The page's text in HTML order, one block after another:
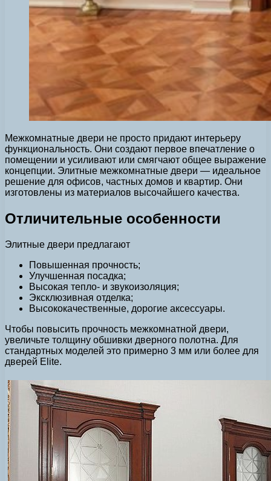
Межкомнатные двери не просто придают интерьеру
функциональность. Они создают первое впечатление о
помещении и усиливают или смягчают общее выражение
концепции. Элитные межкомнатные двери — идеальное
решение для офисов, частных домов и квартир. Они
изготовлены из материалов высочайшего качества.
Отличительные особенности
Элитные двери предлагают
Повышенная прочность;
Улучшенная посадка;
Высокая тепло- и звукоизоляция;
Эксклюзивная отделка;
Высококачественные, дорогие аксессуары.
Чтобы повысить прочность межкомнатной двери,
увеличьте толщину обшивки дверного полотна. Для
стандартных моделей это примерно 3 мм или более для
дверей Elite.